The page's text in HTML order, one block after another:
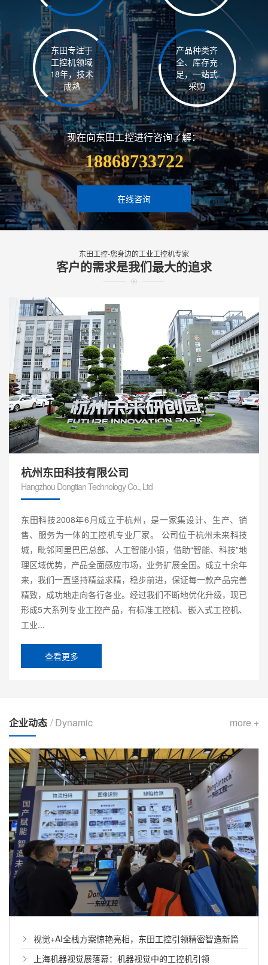
东田专注于
工控机领域
18年，技术
成熟
产品种类齐
全、库存充
足，一站式
采购
现在向东田工控进行咨询了解：
18868733722
在线咨询
东田工控-您身边的工业工控机专家
客户的需求是我们最大的追求
杭州东田科技有限公司
Hangzhou Dongtian Technology Co., Ltd
东田科技2008年6月成立于杭州，是一家集设计、生产、销
售、服务为一体的工控机专业厂家。 公司位于杭州未来科技
城，毗邻阿里巴巴总部、人工智能小镇，借助“智能、科技”地
理区域优势，产品全面感应市场，业务扩展全国。成立十余年
来，我们一直坚持精益求精，稳步前进，保证每一款产品完善
精致，成功地走向各行各业。经过我们不断地优化升级，现已
形成5大系列专业工控产品，有标准工控机、嵌入式工控机、
工业...
查看更多
more +
企业动态 / Dynamic
视觉+AI全栈方案惊艳亮相，东田工控引领精密智造新篇
章——2026上海机器视觉展
上海机器视觉展落幕：机器视觉中的工控机引领